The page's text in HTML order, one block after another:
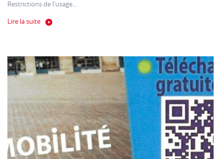
Restrictions de l'usage...
Lire la suite